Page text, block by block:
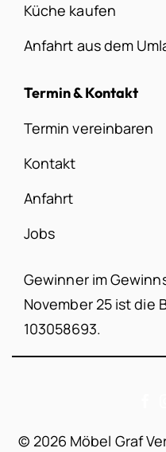
Küche kaufen
Anfahrt aus dem
Termin & Kontakt
Termin vereinbaren
Kontakt
Anfahrt
Jobs
Gewinner im
November 25 ist die
103058693.
© 2026 Möbel Graf